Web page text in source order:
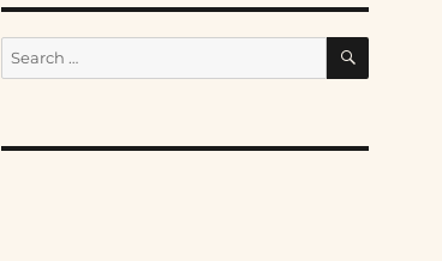
Search
for:
SEARCH